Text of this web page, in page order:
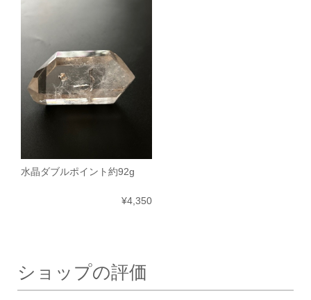
水晶ダブルポイント約92g
¥4,350
ショップの評価